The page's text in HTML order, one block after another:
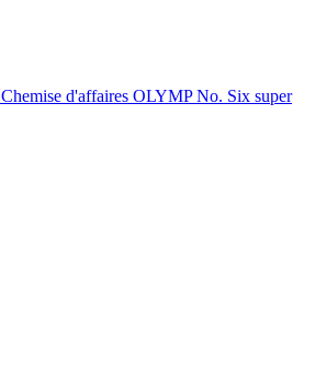
Chemise d'affaires OLYMP No. Six super